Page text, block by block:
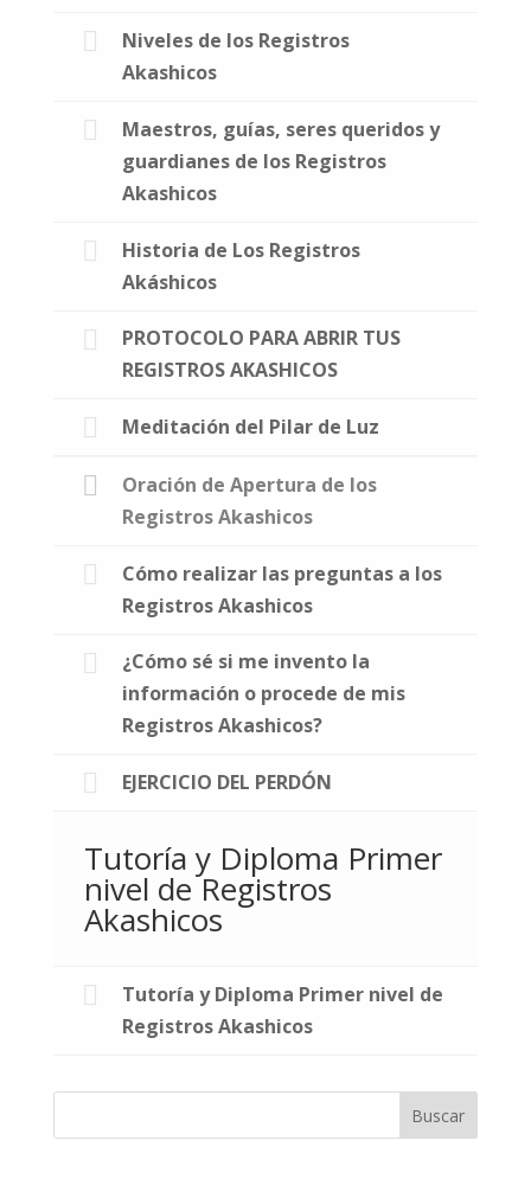
Niveles de los Registros
Akashicos
Maestros, guías, seres queridos y
guardianes de los Registros
Akashicos
Historia de Los Registros
Akáshicos
PROTOCOLO PARA ABRIR TUS
REGISTROS AKASHICOS
Meditación del Pilar de Luz
Oración de Apertura de los
Registros Akashicos
Cómo realizar las preguntas a los
Registros Akashicos
¿Cómo sé si me invento la
información o procede de mis
Registros Akashicos?
EJERCICIO DEL PERDÓN
Tutoría y Diploma Primer
nivel de Registros
Akashicos
Tutoría y Diploma Primer nivel de
Registros Akashicos